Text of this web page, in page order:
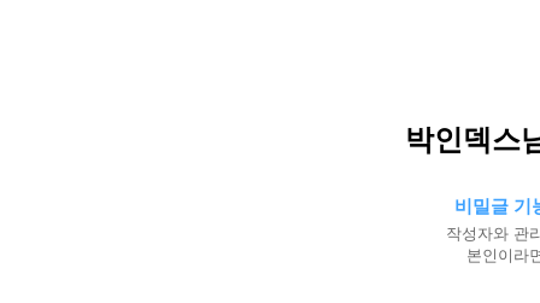
박인덱스
비밀글 기
작성자와 관
본인이라